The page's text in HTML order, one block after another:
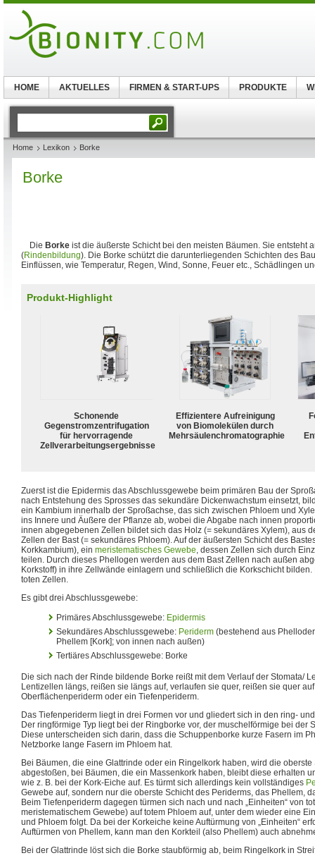
Home Lexikon Borke
Borke
Die Borke ist die äußerste Schicht bei den meisten Bäumen. Sie entsteht
(Rindenbildung). Die Borke schützt die darunterliegenden Schichten des
Einflüssen, wie Temperatur, Regen, Wind, Sonne, Feuer etc., Schädlingen
Produkt-Highlight
Schonende
Gegenstromzentrifugation
für hervorragende
Zellverarbeitungsergebnisse
Effizientere Aufreinigung
von Biomolekülen durch
Mehrsäulenchromatographie
Zuerst ist die Epidermis das Abschlussgewebe beim primären Bau der
nach Entstehung des Sprosses das sekundäre Dickenwachstum einsetzt,
ein Kambium innerhalb der Sproßachse, das sich zwischen Phloem und
ins Innere und Äußere der Pflanze ab, wobei die Abgabe nach innen
innen abgegebenen Zellen bildet sich das Holz (= sekundäres Xylem), aus
Zellen der Bast (= sekundäres Phloem). Auf der äußersten Schicht des
Korkkambium), ein meristematisches Gewebe, dessen Zellen sich durch
teilen. Durch dieses Phellogen werden aus dem Bast Zellen nach außen
Korkstoff) in ihre Zellwände einlagern und schließlich die Korkschicht
toten Zellen.
Es gibt drei Abschlussgewebe:
Primäres Abschlussgewebe: Epidermis
Sekundäres Abschlussgewebe: Periderm (bestehend aus
Phellem [Kork]; von innen nach außen)
Tertiäres Abschlussgewebe: Borke
Die sich nach der Rinde bildende Borke reißt mit dem Verlauf der Stomata/
Lentizellen längs, reißen sie längs auf, verlaufen sie quer, reißen sie quer
Oberflächenperiderm oder ein Tiefenperiderm.
Das Tiefenperiderm liegt in drei Formen vor und gliedert sich in den ring-
Der ringförmige Typ liegt bei der Ringborke vor, der muschelförmige bei der
Diese unterscheiden sich darin, dass die Schuppenborke kurze Fasern im
Netzborke lange Fasern im Phloem hat.
Bei Bäumen, die eine Glattrinde oder ein Ringelkork haben, wird die oberste
abgestoßen, bei Bäumen, die ein Massenkork haben, bleibt diese erhalten
wie z. B. bei der Kork-Eiche auf. Es türmt sich allerdings kein vollständiges
Gewebe auf, sondern nur die oberste Schicht des Periderms, das Phellem,
Beim Tiefenperiderm dagegen türmen sich nach und nach „Einheiten“ von
meristematischem Gewebe) auf totem Phloem auf, unter dem wieder eine
und Phloem folgt. Da bei der Korkeiche keine Auftürmung von „Einheiten“
Auftürmen von Phellem, kann man den Korkteil (also Phellem) auch
Bei der Glattrinde löst sich die Borke staubförmig ab, beim Ringelkork in
HOME AKTUELLES FIRMEN & START-UPS PRODUKTE